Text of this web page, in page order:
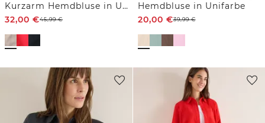
Kurzarm Hemdbluse in Unifarbe
32,00 €45,99€
Hemdbluse in Unifarbe
20,00 €39,99€